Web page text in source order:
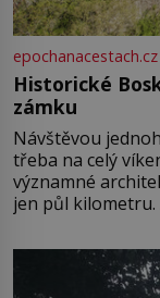
epochanacestach.cz
Historické
zámku
Návštěvou
třeba na celý
významné
jen půl kilometru.
Boskovice na
ve13. století, a